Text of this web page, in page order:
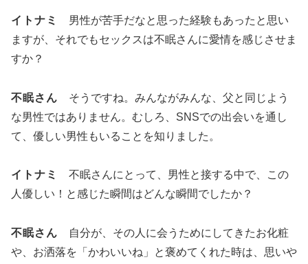
イトナミ
男性が苦手だなと思った経験もあったと思い
ますが、それでもセックスは不眠さんに愛情を感じさせま
すか？
不眠さん そうですね。みんながみんな、父と同じよう
な男性ではありません。むしろ、SNSでの出会いを通し
て、優しい男性もいることを知りました。
イトナミ
不眠さんにとって、男性と接する中で、この
人優しい！と感じた瞬間はどんな瞬間でしたか？
不眠さん 自分が、その人に会うためにしてきたお化粧
や、お洒落を「かわいいね」と褒めてくれた時は、思いや